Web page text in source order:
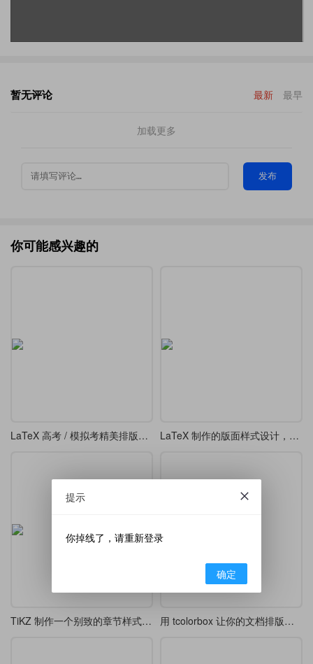
暂无评论 最新 最早
加载更多
发布
你可能感兴趣的
LaTeX 高考 / 模拟考精美排版模板 LaTeX 制作的版面样式设计，漂亮的 tcolorbox 盒子
TiKZ 制作一个别致的章节样式 chap 7 用 tcolorbox 让你的文档排版更精致
提示
你掉线了，请重新登录
确定